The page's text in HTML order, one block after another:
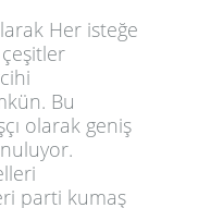
Her isteğe
Bu
olarak geniş
parti kumaş